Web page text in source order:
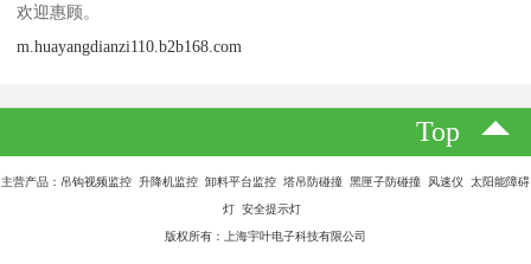
欢迎惠顾。
m.huayangdianzi110.b2b168.com
Top
主营产品：吊钩视频监控 升降机监控 卸料平台监控 塔吊防碰撞 黑匣子防碰撞 风速仪 太阳能障碍
灯 安全提示灯
版权所有：上海宇叶电子科技有限公司